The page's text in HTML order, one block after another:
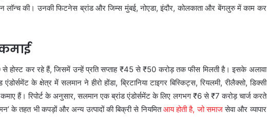
लॉन्च की। उनकी फिटनेस ब्रांड और जिम्स मुंबई, नोएडा, इंदौर, कोलकाता और बेंगलुरु में काम कर
से होस्ट कर रहे हैं, जिसमें उन्हें प्रति सप्ताह ₹45 से ₹50 करोड़ तक फीस मिलती है। इसके अलावा
के क्षेत्र में सलमान ने हीरो होंडा, ब्रिटानिया टाइगर बिस्किट्स, रियलमी, रीलैक्सो, डिक्सी
हैं। रिपोर्ट के अनुसार, सलमान एक ब्रांड एंडोर्समेंट के लिए लगभग ₹6 से ₹7 करोड़ चार्ज करते
के तहत भी कपड़ों और अन्य उत्पादों की बिक्री से नियमितआय होती है, जो समाजसेवा और व्यापार